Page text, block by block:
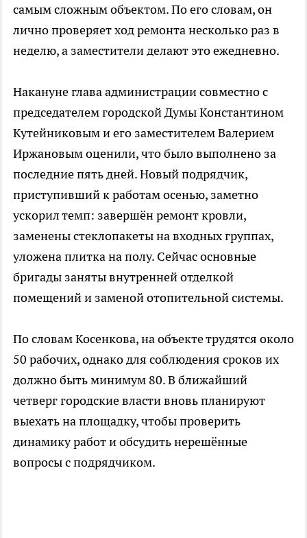
самым сложным объектом. По его словам, он
лично проверяет ход ремонта несколько раз в
неделю, а заместители делают это ежедневно.
Накануне глава администрации совместно с
председателем городской Думы Константином
Кутейниковым и его заместителем Валерием
Иржановым оценили, что было выполнено за
последние пять дней. Новый подрядчик,
приступивший к работам осенью, заметно
ускорил темп: завершён ремонт кровли,
заменены стеклопакеты на входных группах,
уложена плитка на полу. Сейчас основные
бригады заняты внутренней отделкой
помещений и заменой отопительной системы.
По словам Косенкова, на объекте трудятся около
50 рабочих, однако для соблюдения сроков их
должно быть минимум 80. В ближайший
четверг городские власти вновь планируют
выехать на площадку, чтобы проверить
динамику работ и обсудить нерешённые
вопросы с подрядчиком.